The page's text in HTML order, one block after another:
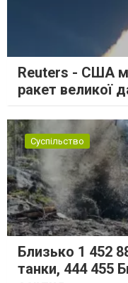
Reuters - США
ракет великої
Суспільство
Близько 1 452
танки, 444 455